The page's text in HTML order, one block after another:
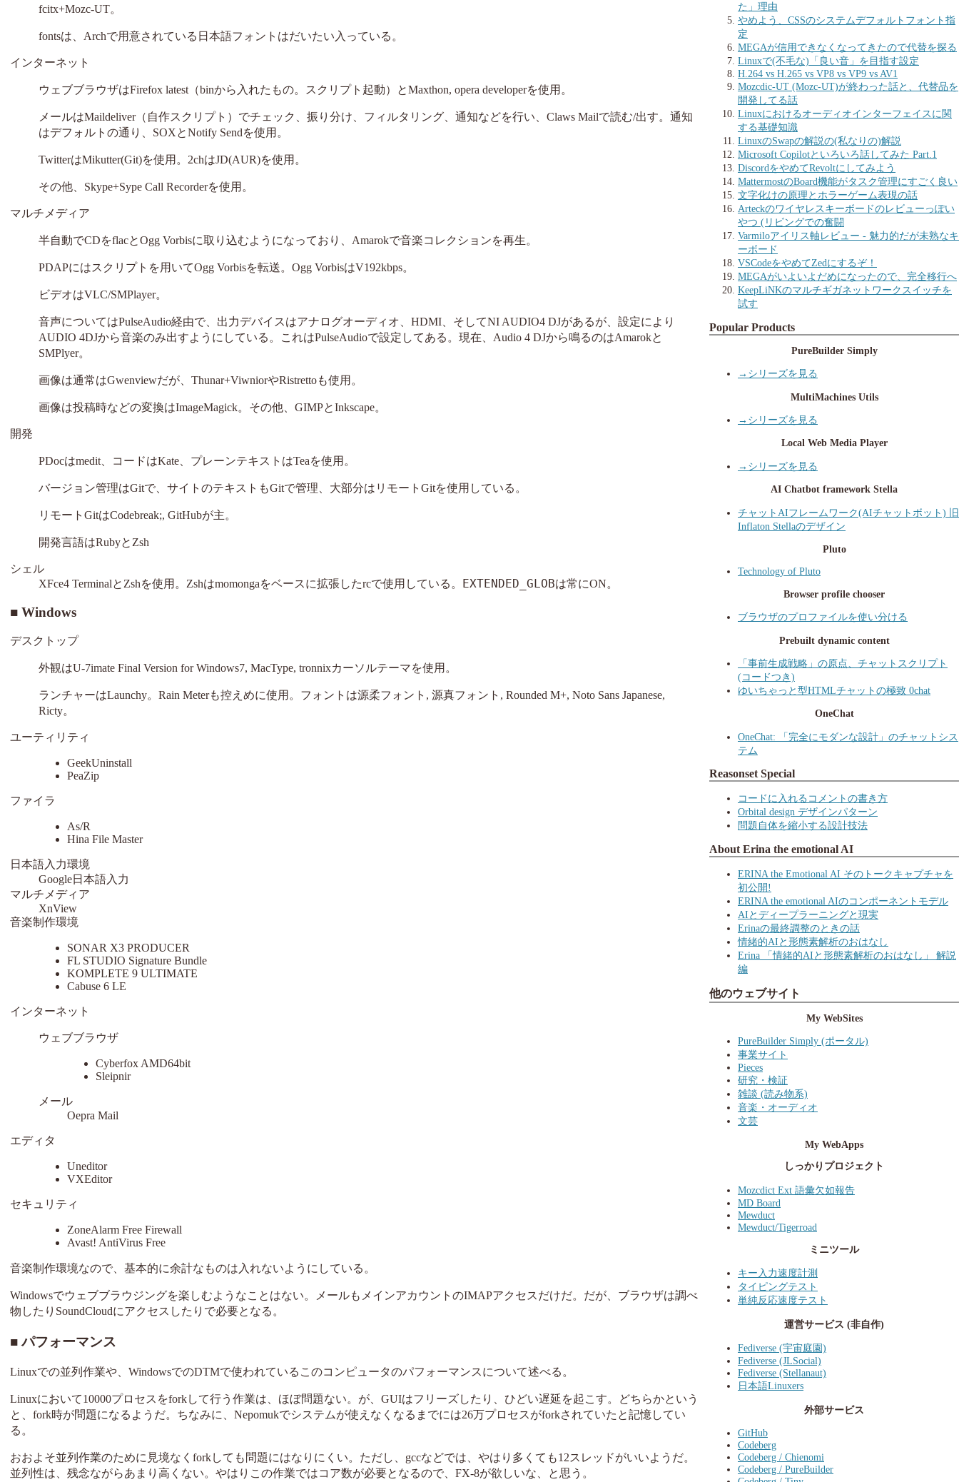
fcitx+Mozc-UT。
fontsは、Archで用意されている日本語フォントはだいたい入っている。
インターネット
ウェブブラウザはFirefox latest（binから入れたもの。スクリプト起動）とMaxthon, opera developerを使用。
メールはMaildeliver（自作スクリプト）でチェック、振り分け、フィルタリング、通知などを行い、Claws Mailで読む/出す。通知
はデフォルトの通り、SOXとNotify Sendを使用。
TwitterはMikutter(Git)を使用。2chはJD(AUR)を使用。
その他、Skype+Sype Call Recorderを使用。
マルチメディア
半自動でCDをflacとOgg Vorbisに取り込むようになっており、Amarokで音楽コレクションを再生。
PDAPにはスクリプトを用いてOgg Vorbisを転送。Ogg VorbisはV192kbps。
ビデオはVLC/SMPlayer。
音声についてはPulseAudio経由で、出力デバイスはアナログオーディオ、HDMI、そしてNI AUDIO4 DJがあるが、設定により
AUDIO 4DJから音楽のみ出すようにしている。これはPulseAudioで設定してある。現在、Audio 4 DJから鳴るのはAmarokと
SMPlyer。
画像は通常はGwenviewだが、Thunar+ViwniorやRistrettoも使用。
画像は投稿時などの変換はImageMagick。その他、GIMPとInkscape。
開発
PDocはmedit、コードはKate、プレーンテキストはTeaを使用。
バージョン管理はGitで、サイトのテキストもGitで管理、大部分はリモートGitを使用している。
リモートGitはCodebreak;, GitHubが主。
開発言語はRubyとZsh
シェル
XFce4 TerminalとZshを使用。Zshはmomongaをベースに拡張したrcで使用している。 EXTENDED_GLOBは常にON。
Windows
デスクトップ
外観はU-7imate Final Version for Windows7, MacType, tronnixカーソルテーマを使用。
ランチャーはLaunchy。Rain Meterも控えめに使用。フォントは源柔フォント, 源真フォント, Rounded M+, Noto Sans Japanese,
Ricty。
ユーティリティ
GeekUninstall
PeaZip
ファイラ
As/R
Hina File Master
日本語入力環境
Google日本語入力
マルチメディア
XnView
音楽制作環境
SONAR X3 PRODUCER
FL STUDIO Signature Bundle
KOMPLETE 9 ULTIMATE
Cabuse 6 LE
インターネット
ウェブブラウザ
Cyberfox AMD64bit
Sleipnir
メール
Oepra Mail
エディタ
Uneditor
VXEditor
セキュリティ
ZoneAlarm Free Firewall
Avast! AntiVirus Free
音楽制作環境なので、基本的に余計なものは入れないようにしている。
Windowsでウェブブラウジングを楽しむようなことはない。メールもメインアカウントのIMAPアクセスだけだ。だが、ブラウザは調べ
物したりSoundCloudにアクセスしたりで必要となる。
パフォーマンス
Linuxでの並列作業や、WindowsでのDTMで使われているこのコンピュータのパフォーマンスについて述べる。
Linuxにおいて10000プロセスをforkして行う作業は、ほぼ問題ない。が、GUIはフリーズしたり、ひどい遅延を起こす。どちらかという
と、fork時が問題になるようだ。ちなみに、Nepomukでシステムが使えなくなるまでには26万プロセスがforkされていたと記憶してい
る。
おおよそ並列作業のために見境なくforkしても問題にはなりにくい。ただし、gccなどでは、やはり多くても12スレッドがいいようだ。
並列性は、残念ながらあまり高くない。やはりこの作業ではコア数が必要となるので、FX-8が欲しいな、と思う。
た」理由
やめよう、CSSのシステムデフォルトフォント指
定
MEGAが信用できなくなってきたので代替を探る
Linuxで(不毛な)「良い音」を目指す設定
H.264 vs H.265 vs VP8 vs VP9 vs AV1
Mozcdic-UT (Mozc-UT)が終わった話と、代替品を
開発してる話
Linuxにおけるオーディオインターフェイスに関
する基礎知識
LinuxのSwapの解説の(私なりの)解説
Microsoft Copilotといろいろ話してみた Part.1
DiscordをやめてRevoltにしてみよう
MattermostのBoard機能がタスク管理にすごく良い
文字化けの原理とホラーゲーム表現の話
Arteckのワイヤレスキーボードのレビューっぽい
やつ (リビングでの奮闘
Varmiloアイリス軸レビュー - 魅力的だが未熟なキ
ーボード
VSCodeをやめてZedにするぞ！
MEGAがいよいよだめになったので、完全移行へ
KeepLiNKのマルチギガネットワークスイッチを
試す
Popular Products
PureBuilder Simply
→シリーズを見る
MultiMachines Utils
→シリーズを見る
Local Web Media Player
→シリーズを見る
AI Chatbot framework Stella
チャットAIフレームワーク(AIチャットボット) 旧
Inflaton Stellaのデザイン
Pluto
Technology of Pluto
Browser profile chooser
ブラウザのプロファイルを使い分ける
Prebuilt dynamic content
「事前生成戦略」の原点、チャットスクリプト
(コードつき)
ゆいちゃっと型HTMLチャットの極致 0chat
OneChat
OneChat: 「完全にモダンな設計」のチャットシス
テム
Reasonset Special
コードに入れるコメントの書き方
Orbital design デザインパターン
問題自体を縮小する設計技法
About Erina the emotional AI
ERINA the Emotional AI そのトークキャプチャを
初公開!
ERINA the emotional AIのコンポーネントモデル
AIとディープラーニングと現実
Erinaの最終調整のときの話
情緒的AIと形態素解析のおはなし
Erina 「情緒的AIと形態素解析のおはなし」 解説
編
他のウェブサイト
My WebSites
PureBuilder Simply (ポータル)
事業サイト
Pieces
研究・検証
雑談 (読み物系)
音楽・オーディオ
文芸
My WebApps
しっかりプロジェクト
Mozcdict Ext 語彙欠如報告
MD Board
Mewduct
Mewduct/Tigerroad
ミニツール
キー入力速度計測
タイピングテスト
単純反応速度テスト
運営サービス (非自作)
Fediverse (宇宙庭園)
Fediverse (JLSocial)
Fediverse (Stellanaut)
日本語Linuxers
外部サービス
GitHub
Codeberg
Codeberg / Chienomi
Codeberg / PureBuilder